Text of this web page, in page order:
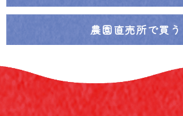
農園直売所で買う